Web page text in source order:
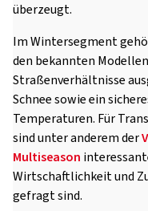
überzeugt.
Im Wintersegment
den bekannten
Straßenverhältnisse
Schnee sowie ein
Temperaturen. Für
sind unter anderem der
Multiseason
Wirtschaftlichkeit und
gefragt sind.